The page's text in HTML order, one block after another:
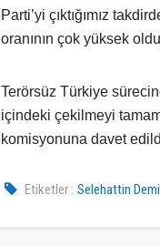
Parti’yi çıktığımız
oranının çok yüksek
Terörsüz Türkiye
içindeki çekilmeyi
komisyonuna davet
Etiketler : Selehattin